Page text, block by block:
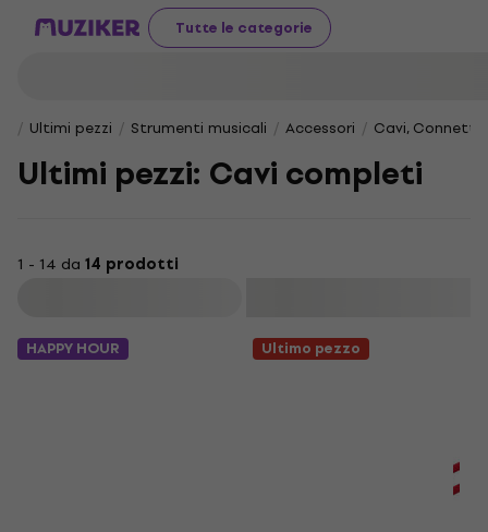
Tutte le categorie
Ultimi pezzi Strumenti musicali Accessori Cavi,
Ultimi pezzi: Cavi completi
1 - 14 da 14 prodotti
HAPPY HOUR Ultimo pezzo